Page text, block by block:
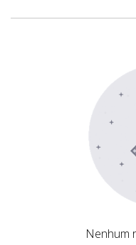
Nenhum
Nenhum